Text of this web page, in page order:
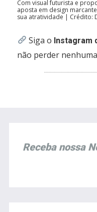
Com visual futurista e
aposta em design
sua atratividade | Crédito:
Siga o Instagram
não perder
Receba nossa